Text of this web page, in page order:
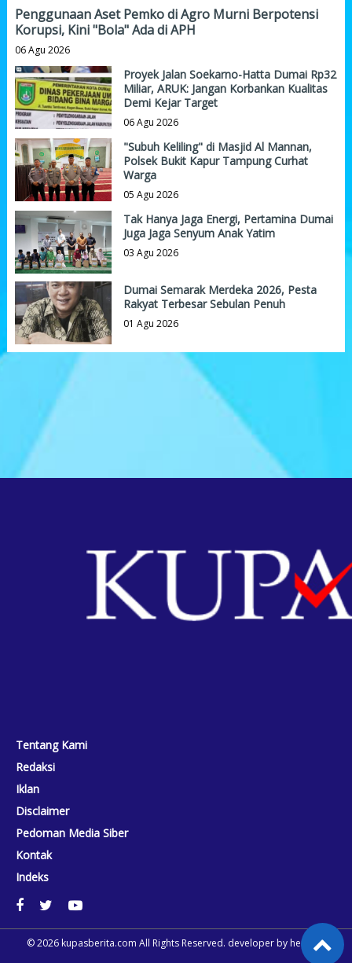
Penggunaan Aset Pemko di Agro Murni Berpotensi
Korupsi, Kini "Bola" Ada di APH
06 Agu 2026
Proyek Jalan Soekarno-Hatta Dumai Rp32
Miliar, ARUK: Jangan Korbankan Kualitas
Demi Kejar Target
06 Agu 2026
"Subuh Keliling" di Masjid Al Mannan,
Polsek Bukit Kapur Tampung Curhat
Warga
05 Agu 2026
Tak Hanya Jaga Energi, Pertamina Dumai
Juga Jaga Senyum Anak Yatim
03 Agu 2026
Dumai Semarak Merdeka 2026, Pesta
Rakyat Terbesar Sebulan Penuh
01 Agu 2026
Tentang Kami
Redaksi
Iklan
Disclaimer
Pedoman Media Siber
Kontak
Indeks
© 2026 kupasberita.com All Rights Reserved. developer by heriweb